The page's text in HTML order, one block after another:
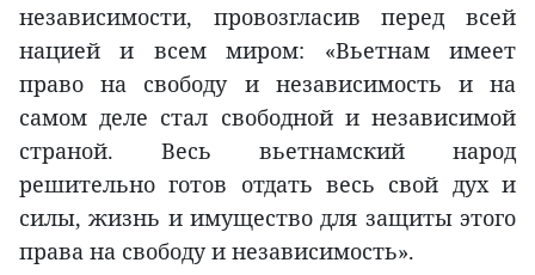
независимости, провозгласив перед всей
нацией и всем миром: «Вьетнам имеет
право на свободу и независимость и на
самом деле стал свободной и независимой
страной. Весь вьетнамский народ
решительно готов отдать весь свой дух и
силы, жизнь и имущество для защиты этого
права на свободу и независимость».